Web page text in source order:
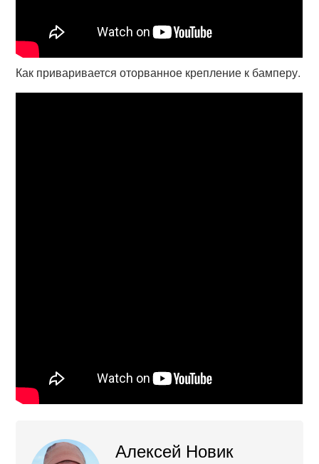
Как приваривается оторванное крепление к бамперу.
Алексей Новик